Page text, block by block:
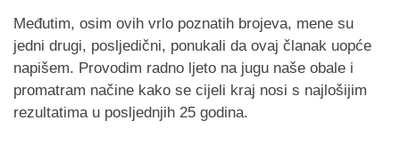
Međutim, osim ovih vrlo poznatih brojeva, mene su
jedni drugi, posljedični, ponukali da ovaj članak uopće
napišem. Provodim radno ljeto na jugu naše obale i
promatram načine kako se cijeli kraj nosi s najlošijim
rezultatima u posljednjih 25 godina.